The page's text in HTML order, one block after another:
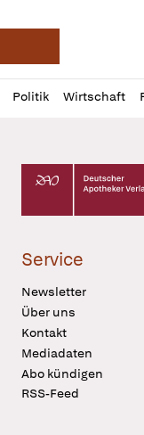
Deutsche
Politik Wirtschaft
Profil
öffnen
Daz
Pur
Deutscher
Service
Newsletter
Über uns
Kontakt
Mediadaten
Abo kündigen
RSS-Feed